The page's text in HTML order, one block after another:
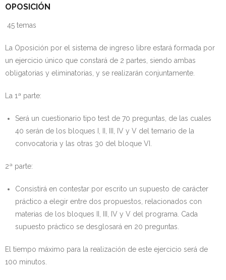
OPOSICIÓN
45 temas
La Oposición por el sistema de ingreso libre estará formada por
un ejercicio único que constará de 2 partes, siendo ambas
obligatorias y eliminatorias, y se realizarán conjuntamente.
La 1ª parte:
Será un cuestionario tipo test de 70 preguntas, de las cuales
40 serán de los bloques I, II, III, IV y V del temario de la
convocatoria y las otras 30 del bloque VI.
2ª parte:
Consistirá en contestar por escrito un supuesto de carácter
práctico a elegir entre dos propuestos, relacionados con
materias de los bloques II, III, IV y V del programa. Cada
supuesto práctico se desglosará en 20 preguntas.
El tiempo máximo para la realización de este ejercicio será de
100 minutos.